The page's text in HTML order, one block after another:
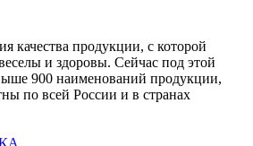
качества продукции, с которой
и здоровы. Сейчас под этой
900 наименований продукции,
по всей России и в странах